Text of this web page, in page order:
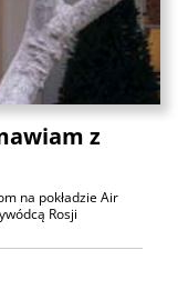
z
na pokładzie Air
Rosji